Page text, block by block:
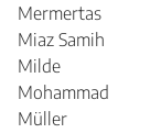
Mermertas
Miaz Samih
Milde
Mohammad
Müller